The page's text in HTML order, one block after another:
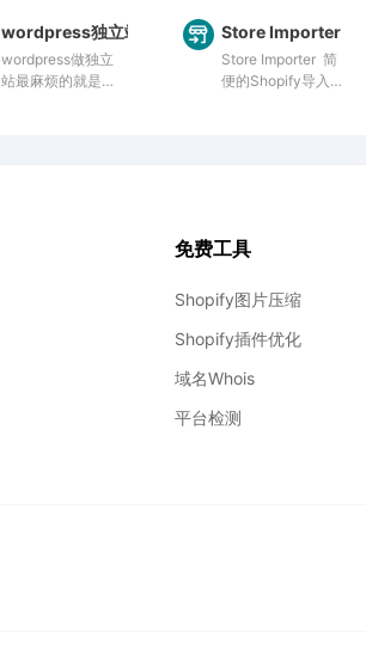
wordpress独立站woocommerce产品导入
wordpress做独立
站最麻烦的就是安
Store Importer
Store Importer 简
便的Shopify导入工
免费工具
Shopify图片压缩
Shopify插件优化
域名Whois
平台检测